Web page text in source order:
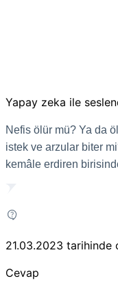
Yapay zeka ile
Nefis ölür mü? Ya da
istek ve arzular biter
kemâle erdiren
21.03.2023 tarihinde
Cevap